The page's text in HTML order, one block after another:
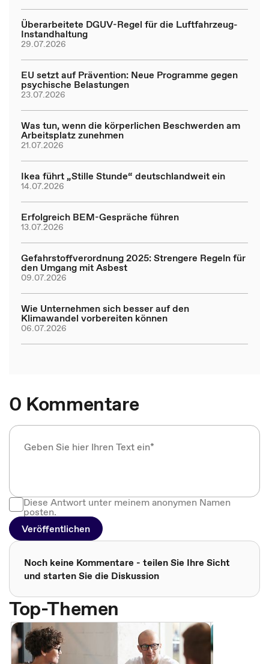
Überarbeitete DGUV-Regel für die Luftfahrzeug-
Instandhaltung
29.07.2026
EU setzt auf Prävention: Neue Programme gegen
psychische Belastungen
23.07.2026
Was tun, wenn die körperlichen Beschwerden am
Arbeitsplatz zunehmen
21.07.2026
Ikea führt „Stille Stunde“ deutschlandweit ein
14.07.2026
Erfolgreich BEM-Gespräche führen
13.07.2026
Gefahrstoffverordnung 2025: Strengere Regeln für
den Umgang mit Asbest
09.07.2026
Wie Unternehmen sich besser auf den
Klimawandel vorbereiten können
06.07.2026
0 Kommentare
Diese Antwort unter meinem anonymen Namen
posten.
Veröffentlichen
Noch keine Kommentare - teilen Sie Ihre Sicht
und starten Sie die Diskussion
Top-Themen